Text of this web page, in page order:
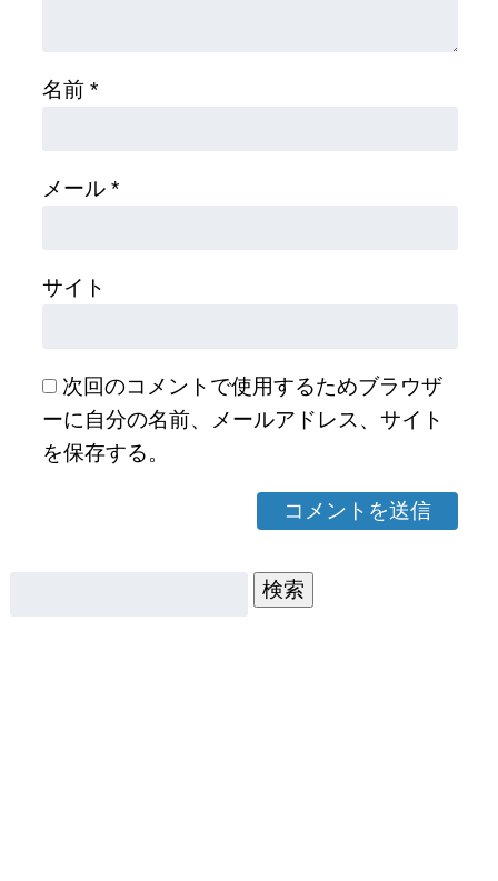
名前 *
メール *
サイト
次回のコメントで使用するためブラウザ
ーに自分の名前、メールアドレス、サイト
を保存する。
検索